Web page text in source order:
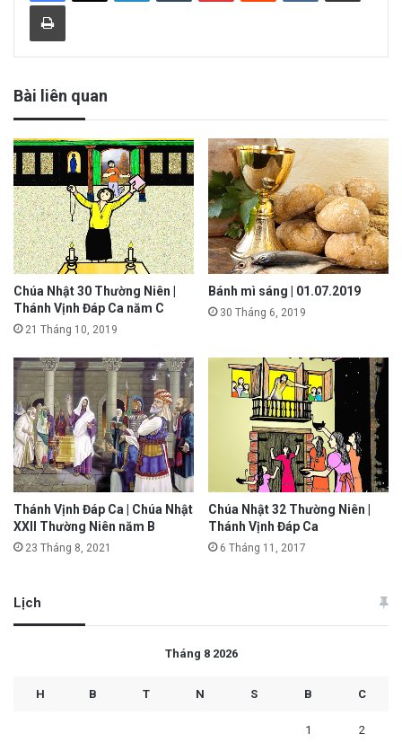
Bài liên quan
Chúa Nhật 30 Thường Niên |
Thánh Vịnh Đáp Ca năm C
21 Tháng 10, 2019
Bánh mì sáng | 01.07.2019
30 Tháng 6, 2019
Thánh Vịnh Đáp Ca | Chúa Nhật
XXII Thường Niên năm B
23 Tháng 8, 2021
Chúa Nhật 32 Thường Niên |
Thánh Vịnh Đáp Ca
6 Tháng 11, 2017
Lịch
Tháng 8 2026
H B T N S B C
1 2